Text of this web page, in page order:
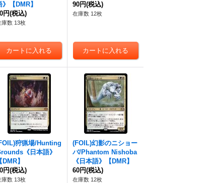
》【DMR】
円(税込)
庫数 13枚
90円(税込)
在庫数 12枚
狩猟場/Hunting
《日本語》
【DMR】
円(税込)
庫数 13枚
(FOIL)幻影のニショー
バ/Phantom Nishoba
《日本語》【DMR】
60円(税込)
在庫数 12枚